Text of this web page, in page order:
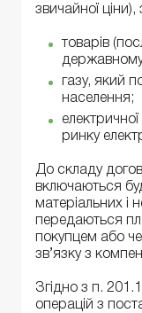
звичайної
товарів
газу, який
населення;
ринку
До складу
включаються
матеріальних і
передаються
покупцем або
зв’язку з
Згідно з п.
операцій з